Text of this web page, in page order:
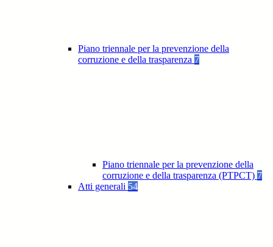
Piano triennale per la prevenzione della
corruzione e della trasparenza 7
Piano triennale per la prevenzione della
corruzione e della trasparenza (PTPCT) 7
Atti generali 54